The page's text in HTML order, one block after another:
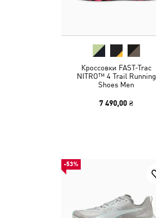
Кроссовки FAST-Trac
NITRO™ 4 Trail Running
Shoes Men
7 490,00 ₴
-53%